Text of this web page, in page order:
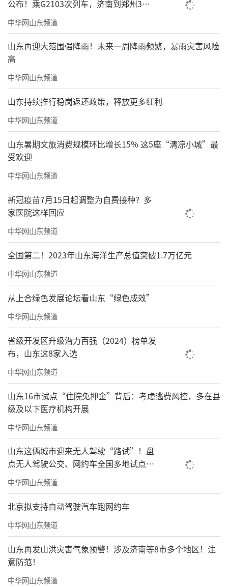
公布！乘G2103次列车，济南到郑州3小
时到达
中华网山东频道
山东再迎大范围强降雨！未来一周降雨频繁，暴雨灾害风险
高
中华网山东频道
山东持续推行稳岗返还政策，释放更多红利
中华网山东频道
山东暑期文旅消费规模环比增长15% 这5座“清凉小城”最
受欢迎
中华网山东频道
新冠疫苗7月15日起调整为自费接种？多
家医院这样回应
中华网山东频道
全国第二！2023年山东海洋生产总值突破1.7万亿元
中华网山东频道
从上合绿色发展论坛看山东“绿色成效”
中华网山东频道
省级开发区升级潜力百强（2024）榜单发
布，山东这8家入选
中华网山东频道
山东16市试点“住院免押金”背后：考虑逃费风控，多在县
级及以下医疗机构开展
中华网山东频道
山东这俩城市迎来无人驾驶“路试”！盘
点无人驾驶公交、网约车全国多地试点之
路
中华网山东频道
北京拟支持自动驾驶汽车跑网约车
中华网山东频道
山东再发山洪灾害气象预警！涉及济南等8市多个地区！注
意防范！
中华网山东频道